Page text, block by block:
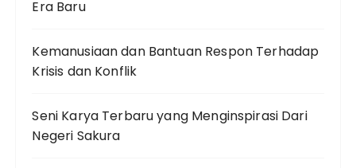
Era Baru
Kemanusiaan dan Bantuan Respon Terhadap
Krisis dan Konflik
Seni Karya Terbaru yang Menginspirasi Dari
Negeri Sakura